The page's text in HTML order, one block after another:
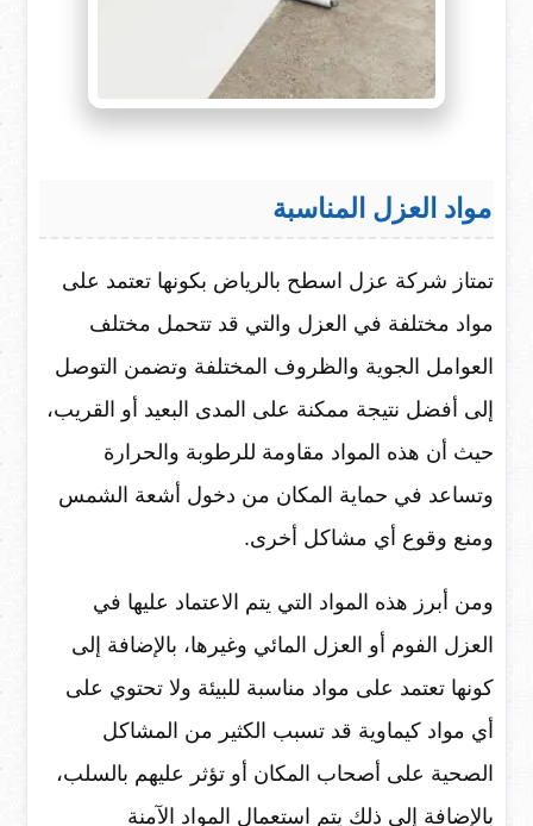
مواد العزل المناسبة
تمتاز شركة عزل اسطح بالرياض بكونها تعتمد على
مواد مختلفة في العزل والتي قد تتحمل مختلف
العوامل الجوية والظروف المختلفة وتضمن التوصل
إلى أفضل نتيجة ممكنة على المدى البعيد أو القريب،
حيث أن هذه المواد مقاومة للرطوبة والحرارة
وتساعد في حماية المكان من دخول أشعة الشمس
ومنع وقوع أي مشاكل أخرى.
ومن أبرز هذه المواد التي يتم الاعتماد عليها في
العزل الفوم أو العزل المائي وغيرها، بالإضافة إلى
كونها تعتمد على مواد مناسبة للبيئة ولا تحتوي على
أي مواد كيماوية قد تسبب الكثير من المشاكل
الصحية على أصحاب المكان أو تؤثر عليهم بالسلب،
بالإضافة إلى ذلك يتم استعمال المواد الآمنة